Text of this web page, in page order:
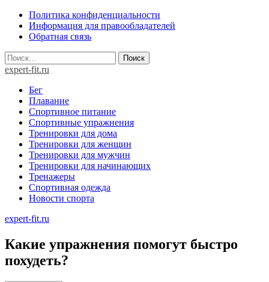
Skip
content
Политика конфиденциальности
Информация для правообладателей
Обратная связь
Найти:
expert-fit.ru
Бег
Плавание
Спортивное питание
Спортивные упражнения
Тренировки для дома
Тренировки для женщин
Тренировки для мужчин
Тренировки для начинающих
Тренажеры
Спортивная одежда
Новости спорта
expert-fit.ru
Какие упражнения помогут быстро
похудеть?